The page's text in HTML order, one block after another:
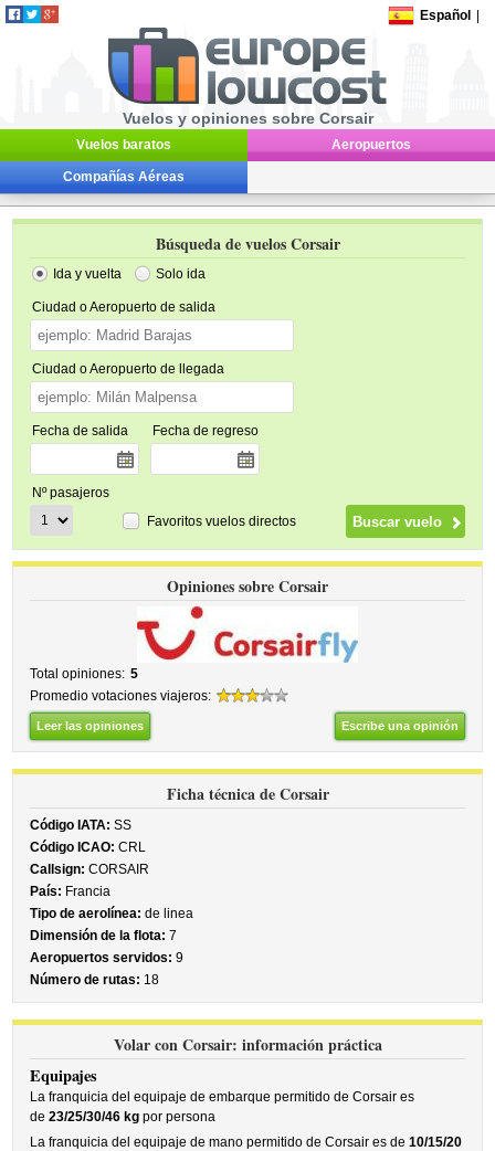
Español
Vuelos y opiniones sobre Corsair
Vuelos baratos Aeropuertos
Compañías Aéreas
Búsqueda de vuelos Corsair
Ida y vuelta Solo ida
Ciudad o Aeropuerto de salida
Ciudad o Aeropuerto de llegada
Fecha de salida Fecha de regreso
Nº pasajeros
Favoritos vuelos directos
Opiniones sobre Corsair
Total opiniones: 5
Promedio votaciones viajeros:
Leer las opiniones Escribe una opinión
Ficha técnica de Corsair
Código IATA: SS
Código ICAO: CRL
Callsign: CORSAIR
País: Francia
Tipo de aerolínea: de linea
Dimensión de la flota: 7
Aeropuertos servidos: 9
Número de rutas: 18
Volar con Corsair: información práctica
Equipajes
La franquicia del equipaje de embarque permitido de Corsair es
de23/25/30/46 kg por persona
La franquicia del equipaje de mano permitido de Corsair es de10/15/20